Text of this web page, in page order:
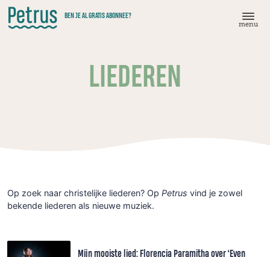
Doorgaan
naar
hoofdinhoud
BEN JE AL GRATIS ABONNEE?
menu
LIEDEREN
Op zoek naar christelijke liederen? Op Petrus vind je zowel
bekende liederen als nieuwe muziek.
Mijn mooiste lied: Florencia Paramitha over ‘Even